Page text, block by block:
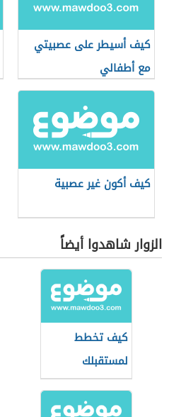
كيف أسيطر على عصبيتي
مع أطفالي
كيف أكون غير عصبية
الزوار شاهدوا أيضاً
كيف تخطط
لمستقبلك